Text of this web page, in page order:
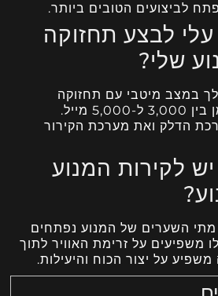
לביצועים הטובים ביותר.
לבצע תחזוקה
שלי?
במצב מיטבי עם תחזוקה
רגילה. שנה את השמן בין 3,000 ל-5,000 מייל.
הדלק ואת מערכת הקירור
לקירות המנוע
מתי השערים של המנוע נפתחים
משפיעים על זרימת האוויר לתוך
משפיע על יצור הכוח והיעילות.